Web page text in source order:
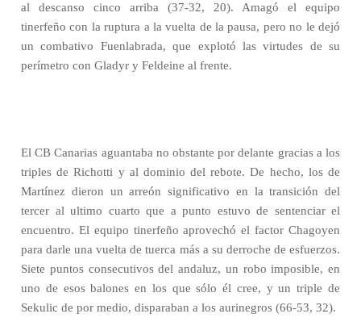
al descanso cinco arriba (37-32, 20). Amagó el equipo
tinerfeño con la ruptura a la vuelta de la pausa, pero no le dejó
un combativo Fuenlabrada, que explotó las virtudes de su
perímetro con Gladyr y Feldeine al frente.
El CB Canarias aguantaba no obstante por delante gracias a los
triples de Richotti y al dominio del rebote. De hecho, los de
Martínez dieron un arreón significativo en la transición del
tercer al ultimo cuarto que a punto estuvo de sentenciar el
encuentro. El equipo tinerfeño aprovechó el factor Chagoyen
para darle una vuelta de tuerca más a su derroche de esfuerzos.
Siete puntos consecutivos del andaluz, un robo imposible, en
uno de esos balones en los que sólo él cree, y un triple de
Sekulic de por medio, disparaban a los aurinegros (66-53, 32).